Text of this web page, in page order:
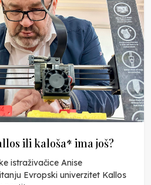
ili kaloša* ima još?
istraživačice Anise
Evropski univerzitet Kallos